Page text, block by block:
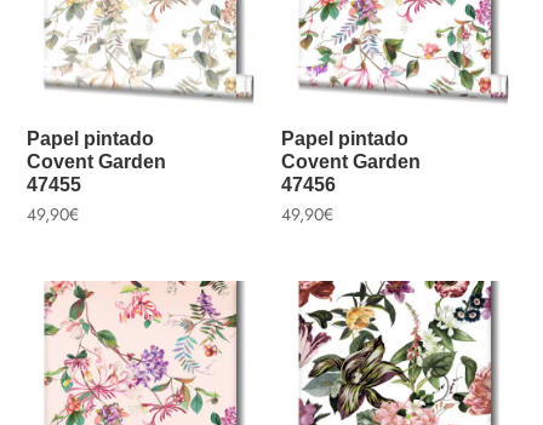
Papel pintado
Covent Garden
47455
49,90€
Papel pintado
Covent Garden
47456
49,90€